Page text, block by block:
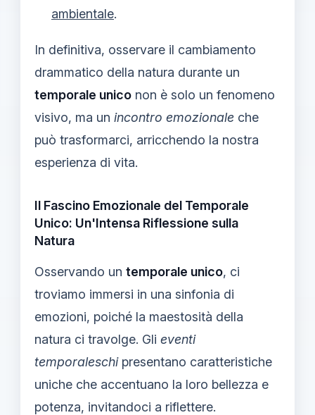
ambientale.
In definitiva, osservare il cambiamento
drammatico della natura durante un
temporale unico non è solo un fenomeno
visivo, ma un incontro emozionale che
può trasformarci, arricchendo la nostra
esperienza di vita.
Il Fascino Emozionale del Temporale
Unico: Un'Intensa Riflessione sulla
Natura
Osservando un temporale unico, ci
troviamo immersi in una sinfonia di
emozioni, poiché la maestosità della
natura ci travolge. Gli eventi
temporaleschipresentano caratteristiche
uniche che accentuano la loro bellezza e
potenza, invitandoci a riflettere.